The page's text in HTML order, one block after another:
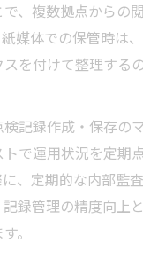
、複数拠点からの
媒体での保管時は
を付けて整理する
記録作成・保存の
で運用状況を定期
、定期的な内部監
録管理の精度向上
。